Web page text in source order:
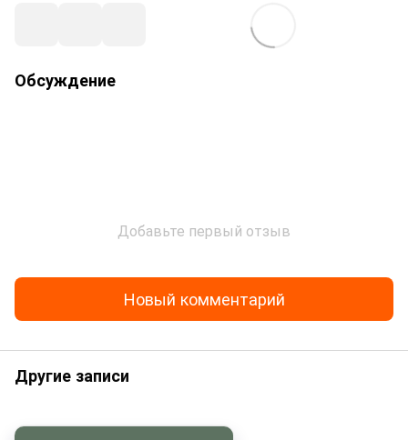
Обсуждение
Добавьте первый отзыв
Новый комментарий
Другие записи